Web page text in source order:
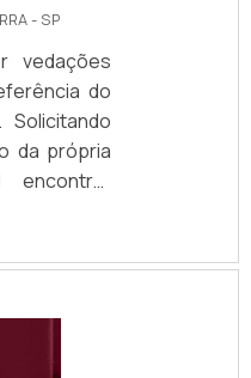
- SP
vedações
do
Solicitando
da própria
e preço
o
especiais,
poderá
custo-